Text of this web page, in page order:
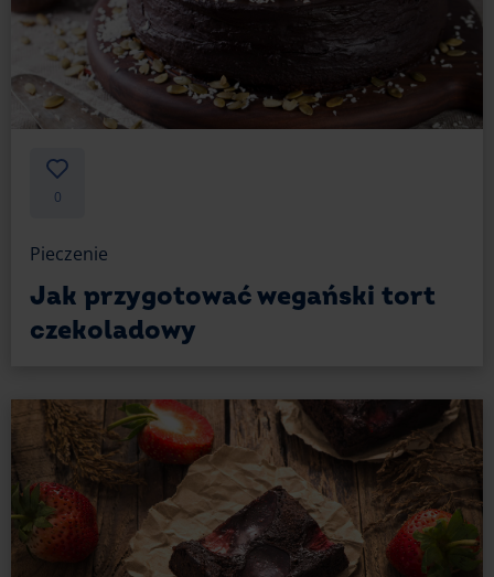
0
Pieczenie
Jak przygotować wegański tort
czekoladowy